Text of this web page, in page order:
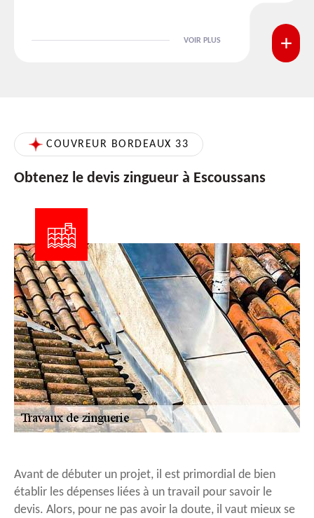
VOIR PLUS
COUVREUR BORDEAUX 33
Obtenez le devis zingueur à Escoussans
Avant de débuter un projet, il est primordial de bien
établir les dépenses liées à un travail pour savoir le
devis. Alors, pour ne pas avoir la doute, il vaut mieux se